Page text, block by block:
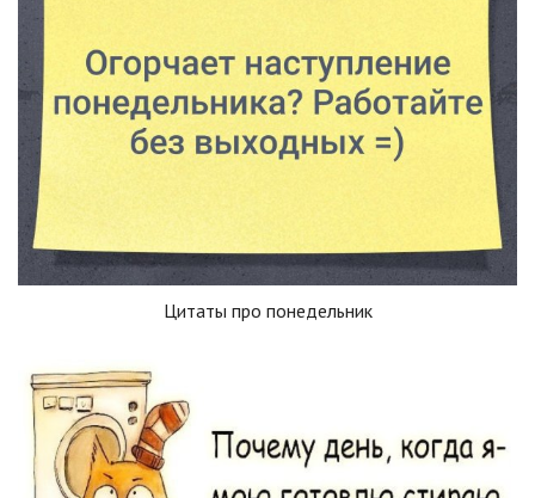
Цитаты про понедельник